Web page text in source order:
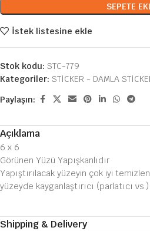
SEPETE
İstek listesine ekle
Stok kodu: STC-779
Kategoriler: STİCKER - DAMLA
Paylaşın:
Açıklama
6 x 6
Görünen Yüzü Yapışkanlıdır
Yapıştırılacak yüzeyin çok iyi
yüzeyde kayganlaştırıcı (parlatıcı
Shipping & Delivery